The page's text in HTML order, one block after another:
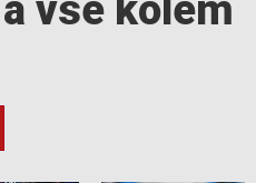
vše kolem